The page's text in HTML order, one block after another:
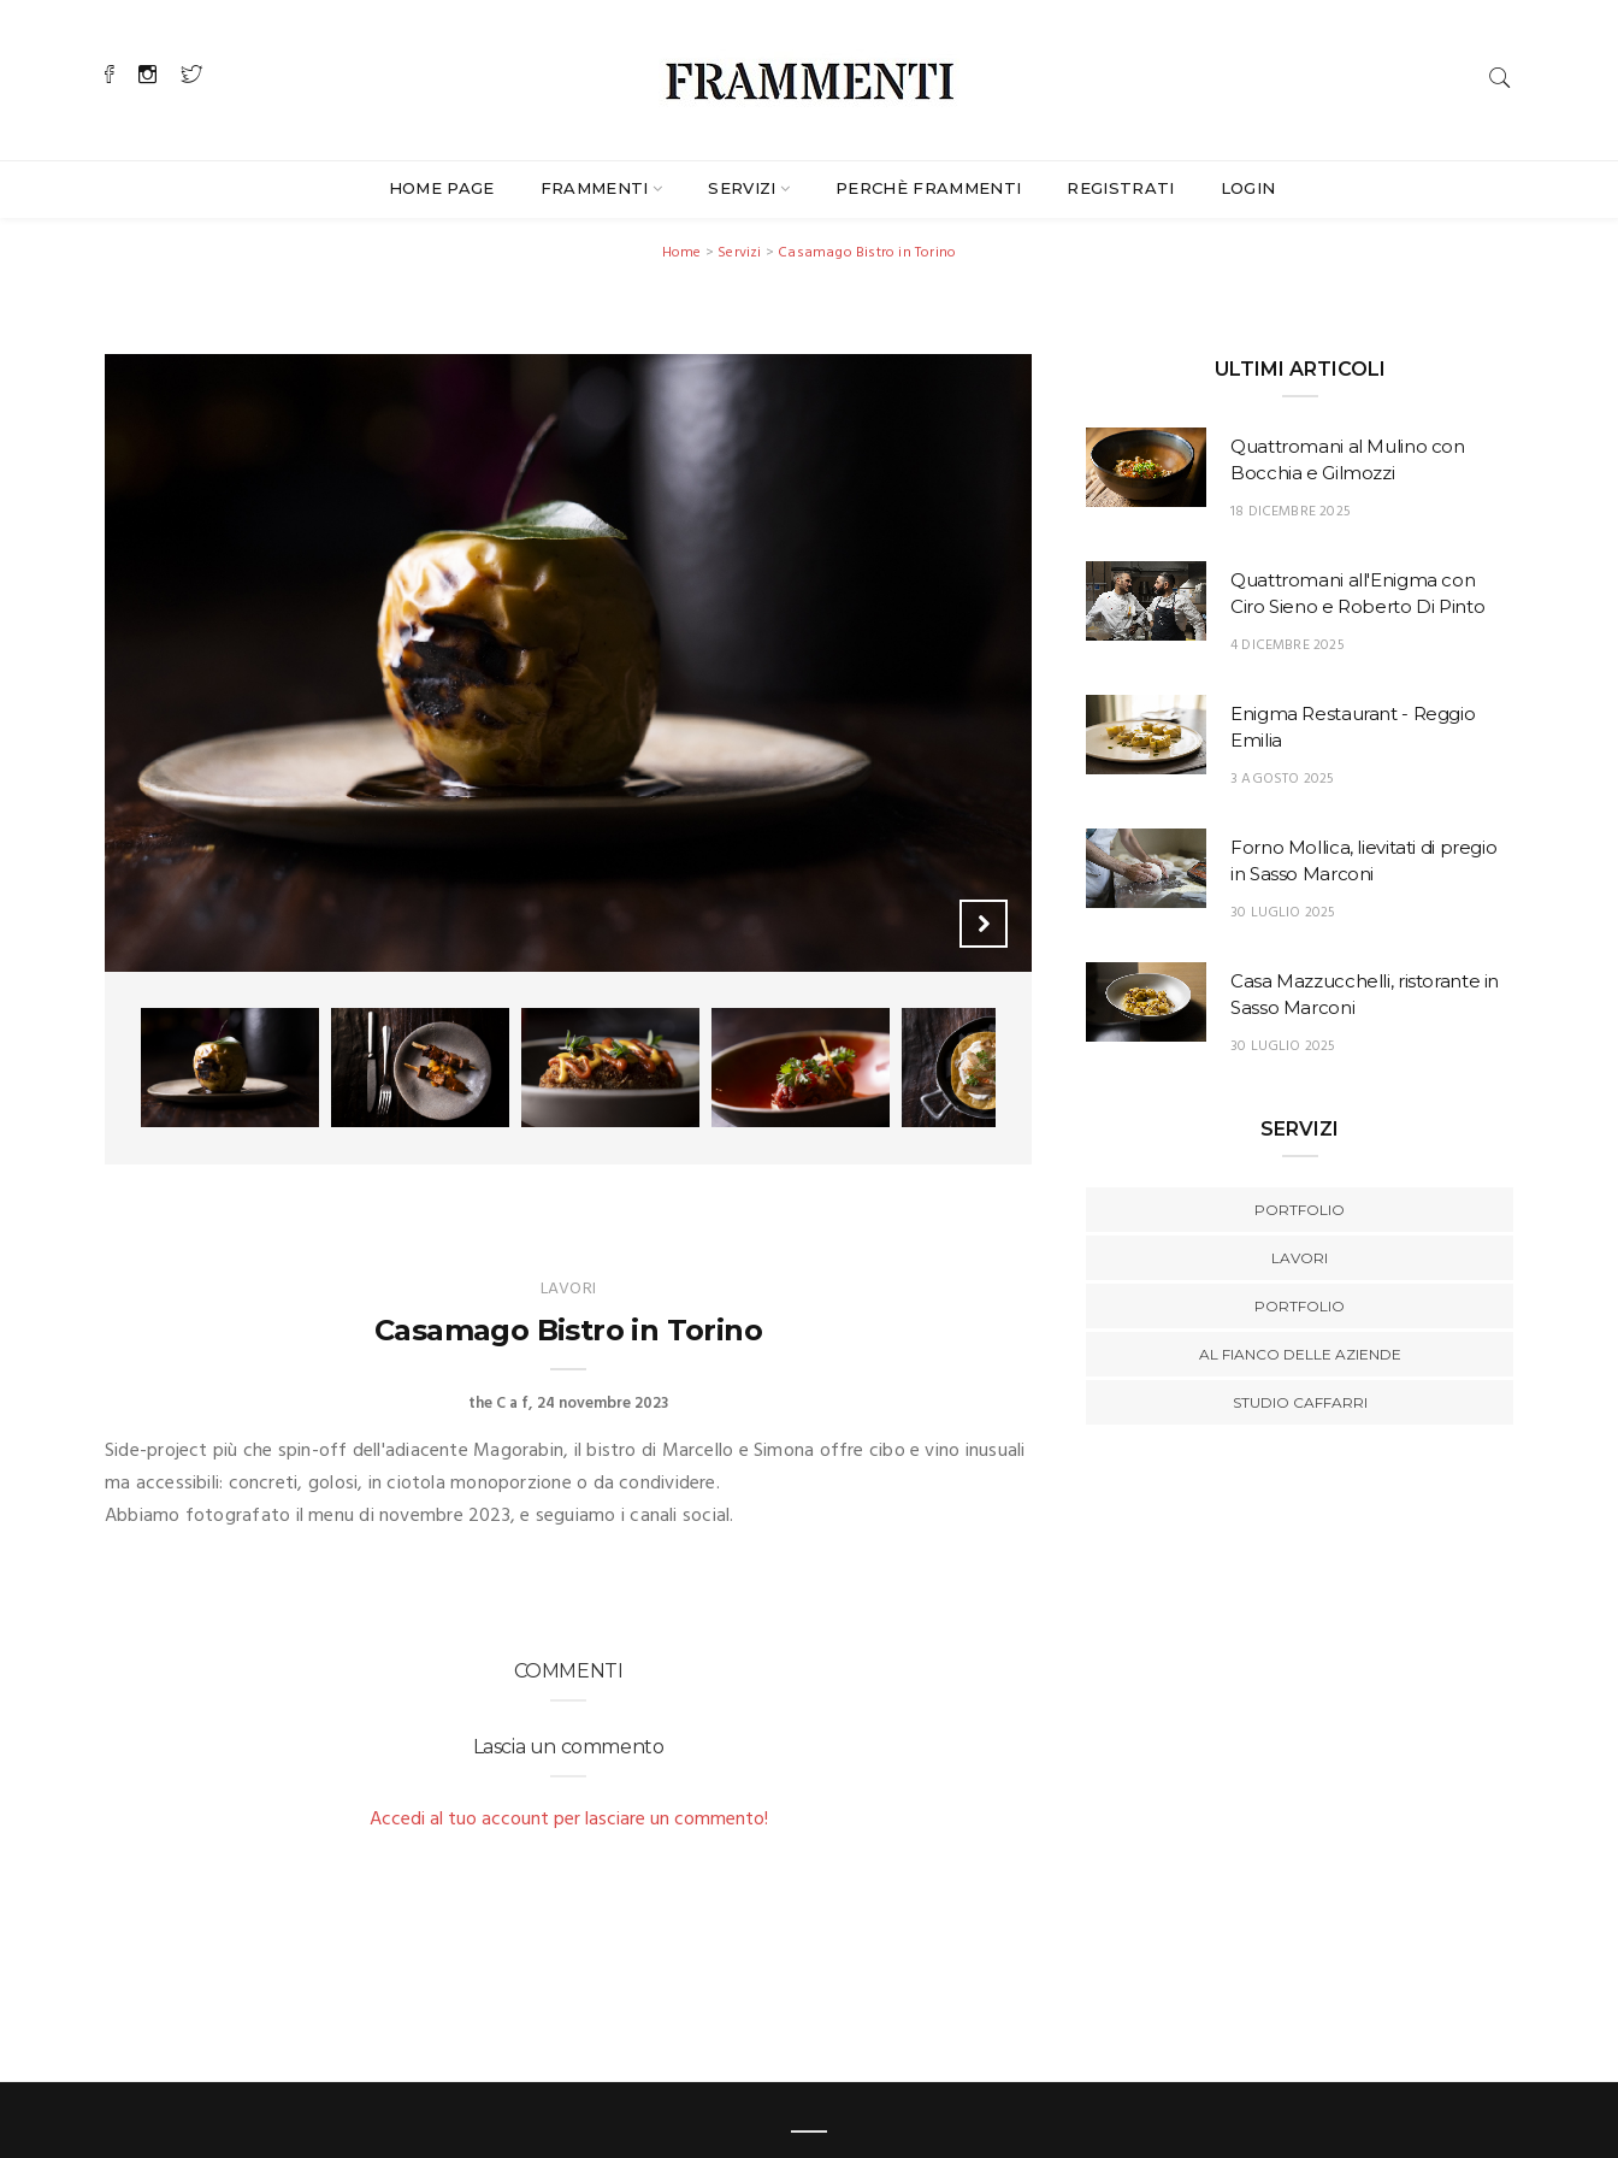
HOME PAGE FRAMMENTI SERVIZI PERCHÈ FRAMMENTI REGISTRATI LOGIN
Home > Servizi > Casamago Bistro in Torino
LAVORI
Casamago Bistro in Torino
the C a f 24 novembre 2023
Side-project più che spin-off dell'adiacente Magorabin, il bistro di Marcello e Simona offre cibo e vino inusuali
ma accessibili: concreti, golosi, in ciotola monoporzione o da condividere.
Abbiamo fotografato il menu di novembre 2023, e seguiamo i canali social.
COMMENTI
Lascia un commento
Accedi al tuo account per lasciare un commento!
ULTIMI ARTICOLI
Quattromani al Mulino con
Bocchia e Gilmozzi
18 DICEMBRE 2025
Quattromani all'Enigma con
Ciro Sieno e Roberto Di Pinto
4 DICEMBRE 2025
Enigma Restaurant - Reggio
Emilia
3 AGOSTO 2025
Forno Mollica, lievitati di pregio
in Sasso Marconi
30 LUGLIO 2025
Casa Mazzucchelli, ristorante in
Sasso Marconi
30 LUGLIO 2025
SERVIZI
PORTFOLIO
LAVORI
PORTFOLIO
AL FIANCO DELLE AZIENDE
STUDIO CAFFARRI